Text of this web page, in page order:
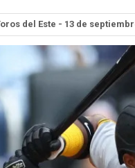
del Este - 13 de